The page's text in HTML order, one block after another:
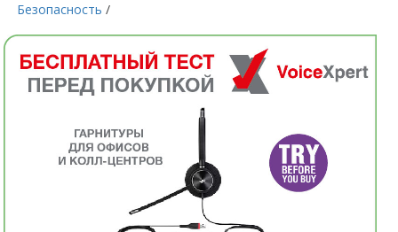
Безопасность /